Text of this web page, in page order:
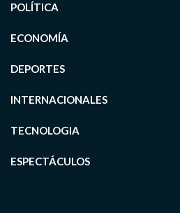
POLÍTICA
ECONOMÍA
DEPORTES
INTERNACIONALES
TECNOLOGIA
ESPECTÁCULOS